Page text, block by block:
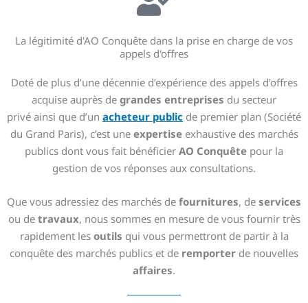
La légitimité d'AO Conquête dans la prise en charge de vos
appels d'offres
Doté de plus d’une décennie d’expérience des appels d’offres
acquise auprès de grandes entreprises du secteur
privé ainsi que d’un acheteur public de premier plan (Société
du Grand Paris), c’est une expertiseexhaustive des marchés
publics dont vous fait bénéficier AO Conquête pour la
gestion de vos réponses aux consultations.
Que vous adressiez des marchés de fournitures, de services
ou de travaux, nous sommes en mesure de vous fournir très
rapidement les outils qui vous permettront de partir à la
conquête des marchés publics et de remporter de nouvelles
affaires.